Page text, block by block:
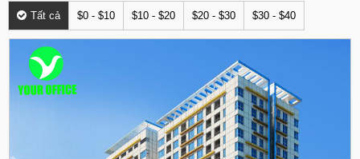
Tất cả $0 - $10 $10 - $20 $20 - $30 $30 - $40